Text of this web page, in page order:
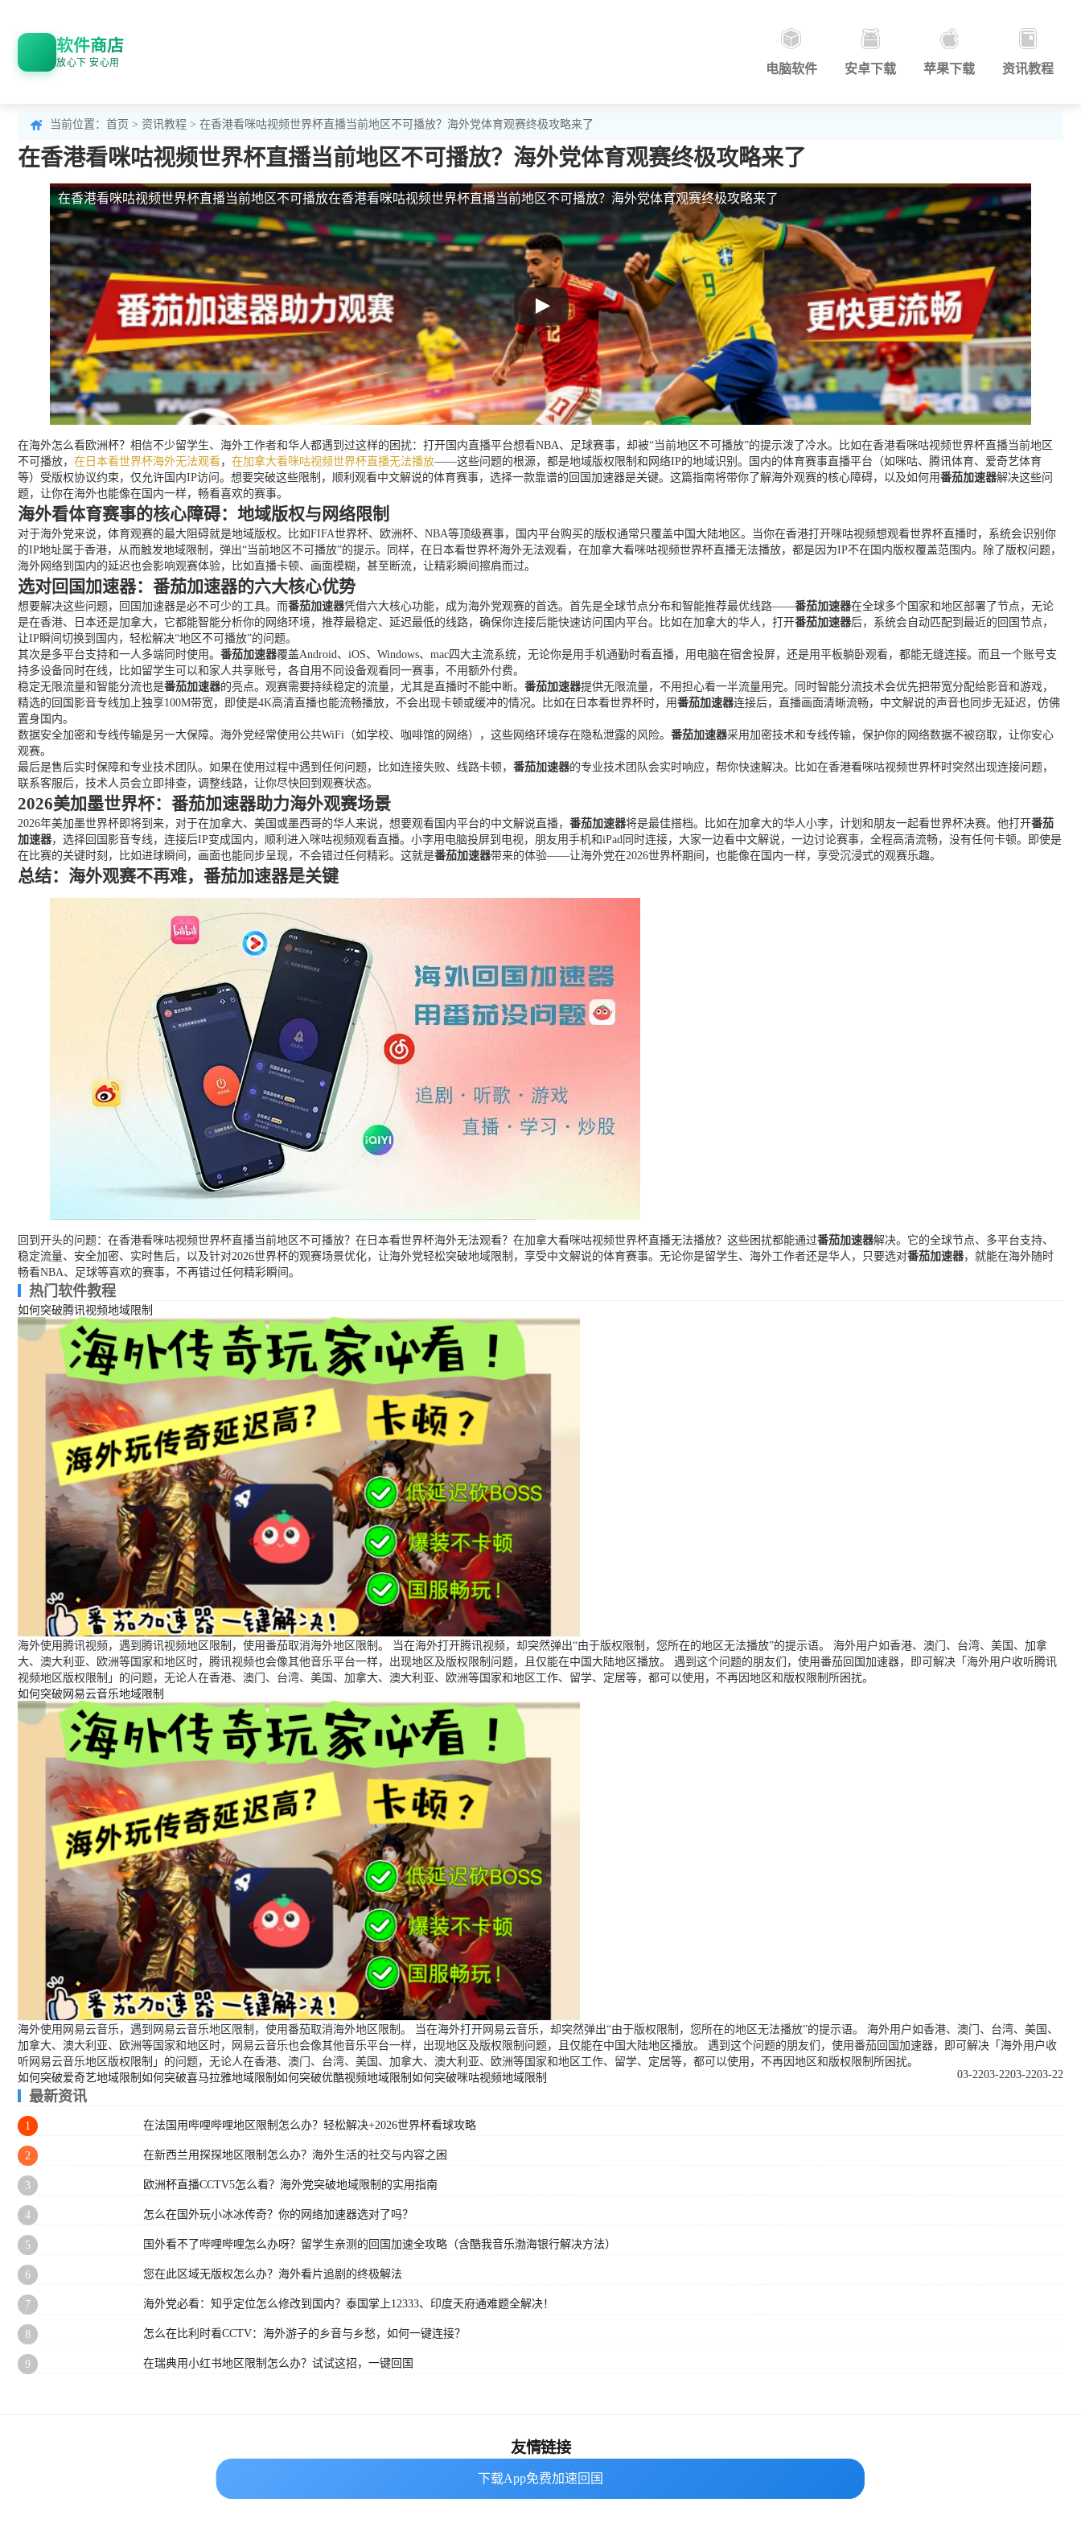
软件商店
放心下 安心用 电脑软件 安卓下载 苹果下载 资讯教程
当前位置： 首页 > 资讯教程 > 在香港看咪咕视频世界杯直播当前地区不可播放？海外党体育观赛终极攻略来了
在香港看咪咕视频世界杯直播当前地区不可播放？海外党体育观赛终极攻略来了
在香港看咪咕视频世界杯直播当前地区不可播放在香港看咪咕视频世界杯直播当前地区不可播放？海外党体育观赛终极攻略来了
在海外怎么看欧洲杯？相信不少留学生、海外工作者和华人都遇到过这样的困扰：打开国内直播平台想看NBA、足球赛事，却被“当前地区不可播放”的提示泼了冷水。比如在香港看咪咕视频世界杯直播当前地区
不可播放， 在日本看世界杯海外无法观看， 在加拿大看咪咕视频世界杯直播无法播放——这些问题的根源，都是地域版权限制和网络IP的地域识别。国内的体育赛事直播平台（如咪咕、腾讯体育、爱奇艺体育
等）受版权协议约束，仅允许国内IP访问。想要突破这些限制，顺利观看中文解说的体育赛事，选择一款靠谱的回国加速器是关键。这篇指南将带你了解海外观赛的核心障碍，以及如何用番茄加速器解决这些问
题，让你在海外也能像在国内一样，畅看喜欢的赛事。
海外看体育赛事的核心障碍：地域版权与网络限制
对于海外党来说，体育观赛的最大阻碍就是地域版权。比如FIFA世界杯、欧洲杯、NBA等顶级赛事，国内平台购买的版权通常只覆盖中国大陆地区。当你在香港打开咪咕视频想观看世界杯直播时，系统会识别你
的IP地址属于香港，从而触发地域限制，弹出“当前地区不可播放”的提示。同样，在日本看世界杯海外无法观看，在加拿大看咪咕视频世界杯直播无法播放，都是因为IP不在国内版权覆盖范围内。除了版权问题，
海外网络到国内的延迟也会影响观赛体验，比如直播卡顿、画面模糊，甚至断流，让精彩瞬间擦肩而过。
选对回国加速器：番茄加速器的六大核心优势
想要解决这些问题，回国加速器是必不可少的工具。而番茄加速器凭借六大核心功能，成为海外党观赛的首选。首先是全球节点分布和智能推荐最优线路——番茄加速器在全球多个国家和地区部署了节点，无论
是在香港、日本还是加拿大，它都能智能分析你的网络环境，推荐最稳定、延迟最低的线路，确保你连接后能快速访问国内平台。比如在加拿大的华人，打开番茄加速器后，系统会自动匹配到最近的回国节点，
让IP瞬间切换到国内，轻松解决“地区不可播放”的问题。
其次是多平台支持和一人多端同时使用。 番茄加速器覆盖Android、iOS、Windows、mac四大主流系统，无论你是用手机通勤时看直播，用电脑在宿舍投屏，还是用平板躺卧观看，都能无缝连接。而且一个账号支
持多设备同时在线，比如留学生可以和家人共享账号，各自用不同设备观看同一赛事，不用额外付费。
稳定无限流量和智能分流也是番茄加速器的亮点。观赛需要持续稳定的流量，尤其是直播时不能中断。 番茄加速器提供无限流量，不用担心看一半流量用完。同时智能分流技术会优先把带宽分配给影音和游戏，
精选的回国影音专线加上独享100M带宽，即使是4K高清直播也能流畅播放，不会出现卡顿或缓冲的情况。比如在日本看世界杯时，用番茄加速器连接后，直播画面清晰流畅，中文解说的声音也同步无延迟，仿佛
置身国内。
数据安全加密和专线传输是另一大保障。海外党经常使用公共WiFi（如学校、咖啡馆的网络），这些网络环境存在隐私泄露的风险。 番茄加速器采用加密技术和专线传输，保护你的网络数据不被窃取，让你安心
观赛。
最后是售后实时保障和专业技术团队。如果在使用过程中遇到任何问题，比如连接失败、线路卡顿， 番茄加速器的专业技术团队会实时响应，帮你快速解决。比如在香港看咪咕视频世界杯时突然出现连接问题，
联系客服后，技术人员会立即排查，调整线路，让你尽快回到观赛状态。
2026美加墨世界杯：番茄加速器助力海外观赛场景
2026年美加墨世界杯即将到来，对于在加拿大、美国或墨西哥的华人来说，想要观看国内平台的中文解说直播， 番茄加速器将是最佳搭档。比如在加拿大的华人小李，计划和朋友一起看世界杯决赛。他打开番茄
加速器，选择回国影音专线，连接后IP变成国内，顺利进入咪咕视频观看直播。小李用电脑投屏到电视，朋友用手机和iPad同时连接，大家一边看中文解说，一边讨论赛事，全程高清流畅，没有任何卡顿。即使是
在比赛的关键时刻，比如进球瞬间，画面也能同步呈现，不会错过任何精彩。这就是番茄加速器带来的体验——让海外党在2026世界杯期间，也能像在国内一样，享受沉浸式的观赛乐趣。
总结：海外观赛不再难，番茄加速器是关键
回到开头的问题：在香港看咪咕视频世界杯直播当前地区不可播放？在日本看世界杯海外无法观看？在加拿大看咪咕视频世界杯直播无法播放？这些困扰都能通过番茄加速器解决。它的全球节点、多平台支持、
稳定流量、安全加密、实时售后，以及针对2026世界杯的观赛场景优化，让海外党轻松突破地域限制，享受中文解说的体育赛事。无论你是留学生、海外工作者还是华人，只要选对番茄加速器，就能在海外随时
畅看NBA、足球等喜欢的赛事，不再错过任何精彩瞬间。
热门软件教程
如何突破腾讯视频地域限制
海外使用腾讯视频，遇到腾讯视频地区限制，使用番茄取消海外地区限制。 当在海外打开腾讯视频，却突然弹出“由于版权限制，您所在的地区无法播放”的提示语。 海外用户如香港、澳门、台湾、美国、加拿
大、澳大利亚、欧洲等国家和地区时，腾讯视频也会像其他音乐平台一样，出现地区及版权限制问题，且仅能在中国大陆地区播放。 遇到这个问题的朋友们，使用番茄回国加速器，即可解决「海外用户收听腾讯
视频地区版权限制」的问题，无论人在香港、澳门、台湾、美国、加拿大、澳大利亚、欧洲等国家和地区工作、留学、定居等，都可以使用，不再因地区和版权限制所困扰。
如何突破网易云音乐地域限制
海外使用网易云音乐，遇到网易云音乐地区限制，使用番茄取消海外地区限制。 当在海外打开网易云音乐，却突然弹出“由于版权限制，您所在的地区无法播放”的提示语。 海外用户如香港、澳门、台湾、美国、
加拿大、澳大利亚、欧洲等国家和地区时，网易云音乐也会像其他音乐平台一样，出现地区及版权限制问题，且仅能在中国大陆地区播放。 遇到这个问题的朋友们，使用番茄回国加速器，即可解决「海外用户收
听网易云音乐地区版权限制」的问题，无论人在香港、澳门、台湾、美国、加拿大、澳大利亚、欧洲等国家和地区工作、留学、定居等，都可以使用，不再因地区和版权限制所困扰。
如何突破爱奇艺地域限制
03-22
如何突破喜马拉雅地域限制 03-22
如何突破优酷视频地域限制 03-22
如何突破咪咕视频地域限制 03-22
最新资讯
1 在法国用哔哩哔哩地区限制怎么办？轻松解决+2026世界杯看球攻略
2 在新西兰用探探地区限制怎么办？海外生活的社交与内容之困
3 欧洲杯直播CCTV5怎么看？海外党突破地域限制的实用指南
4 怎么在国外玩小冰冰传奇？你的网络加速器选对了吗？
5 国外看不了哔哩哔哩怎么办呀？留学生亲测的回国加速全攻略（含酷我音乐渤海银行解决方法）
6 您在此区域无版权怎么办？海外看片追剧的终极解法
7 海外党必看：知乎定位怎么修改到国内？泰国掌上12333、印度天府通难题全解决！
8 怎么在比利时看CCTV：海外游子的乡音与乡愁，如何一键连接？
9 在瑞典用小红书地区限制怎么办？试试这招，一键回国
下载App免费加速回国
下载App免费加速回国
友情链接
海外回国加速器 番茄加速器